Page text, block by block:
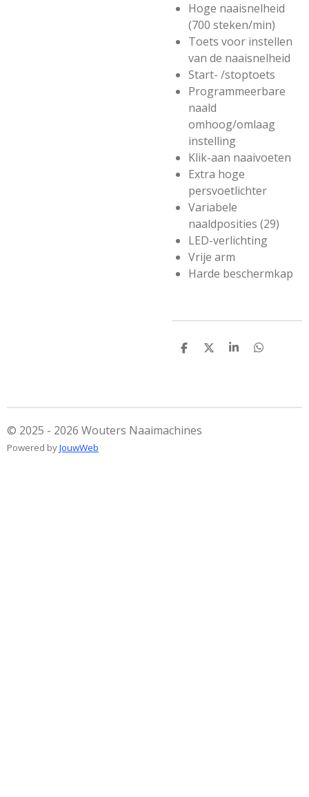
Hoge naaisnelheid
(700 steken/min)
Toets voor instellen
van de naaisnelheid
Start- /stoptoets
Programmeerbare
naald
omhoog/omlaag
instelling
Klik-aan naaivoeten
Extra hoge
persvoetlichter
Variabele
naaldposities (29)
LED-verlichting
Vrije arm
Harde beschermkap
D
D
S
D
© 2025 - 2026 Wouters Naaimachines
Powered byJouwWeb